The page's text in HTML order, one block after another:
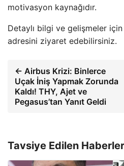
motivasyon kaynağıdır.
Detaylı bilgi ve gelişmeler
adresini ziyaret edebilirsiniz.
← Airbus Krizi: Binlerce
Uçak İniş Yapmak Zorunda
Kaldı! THY, Ajet ve
Pegasus’tan Yanıt Geldi
Tavsiye Edilen Haberler